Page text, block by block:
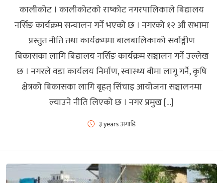
कालीकोट । कालीकोटको राष्कोट नगरपालिकाले बिद्यालय
नर्सिङ कार्यक्रम सन्चालन गर्ने भएको छ । नगरको १२ औं सभामा
प्रस्तुत नीति तथा कार्यक्रममा बालबालिकाको सर्वाङ्गीण
बिकासका लागि बिद्यालय नर्सिङ कार्यक्रम सञ्चालन गर्ने उल्लेख
छ । नगरले वडा कार्यलय निर्माण, स्वास्थ्य बीमा लागू गर्ने, कृषि
क्षेत्रको बिकासका लागि बृहत् सिंचाइ आयोजना सञ्चालनमा
ल्याउने नीति लिएको छ । नगर प्रमुख […]
३ years अगाडि